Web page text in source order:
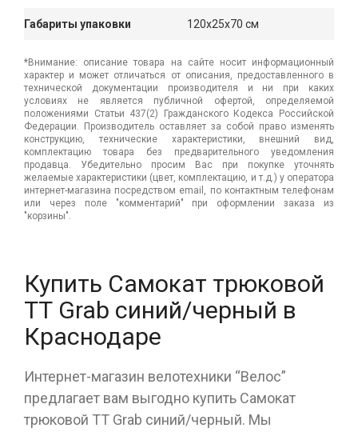
Габариты упаковки 120x25x70 см
*Внимание: описание товара на сайте носит информационный
характер и может отличаться от описания, предоставленного в
технической документации производителя и ни при каких
условиях не является публичной офертой, определяемой
положениями Статьи 437(2) Гражданского Кодекса Российской
Федерации. Производитель оставляет за собой право изменять
конструкцию, технические характеристики, внешний вид,
комплектацию товара без предварительного уведомления
продавца. Убедительно просим Вас при покупке уточнять
желаемые характеристики (цвет, комплектацию, и т.д.) у оператора
интернет-магазина посредством email, по контактным телефонам
или через поле "комментарий" при оформлении заказа из
"корзины".
Купить Самокат трюковой
ТТ Grab синий/черный в
Краснодаре
Интернет-магазин велотехники “Велос”
предлагает вам выгодно купить Самокат
трюковой ТТ Grab синий/черный. Мы